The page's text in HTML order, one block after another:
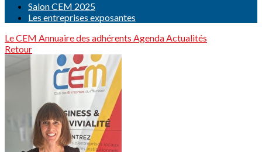
Salon CEM 2025
Les entreprises exposantes
Le CEM Annuaire des adhérents AgendaActualités
Retour